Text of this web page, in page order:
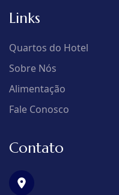
Links
Quartos do Hotel
Sobre Nós
Alimentação
Fale Conosco
Contato